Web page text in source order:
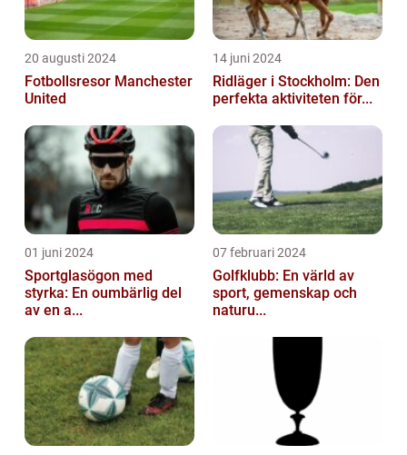
20 augusti 2024
Fotbollsresor Manchester
United
14 juni 2024
Ridläger i Stockholm: Den
perfekta aktiviteten för...
01 juni 2024
Sportglasögon med
styrka: En oumbärlig del
av en a...
07 februari 2024
Golfklubb: En värld av
sport, gemenskap och
naturu...